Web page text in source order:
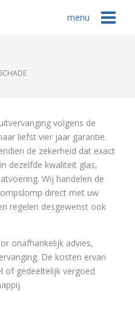
menu
volgens de
liefst vier jaar garantie.
de zekerheid dat exact
dezelfde kwaliteit glas,
Wij handelen de
direct met uw
regelen desgewenst ook
onafhankelijk advies,
De kosten ervan
of gedeeltelijk vergoed